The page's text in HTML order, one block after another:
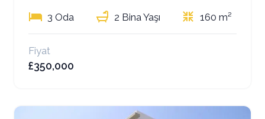
3 Oda 2 Bina Yaşı 160 m²
Fiyat
£350,000